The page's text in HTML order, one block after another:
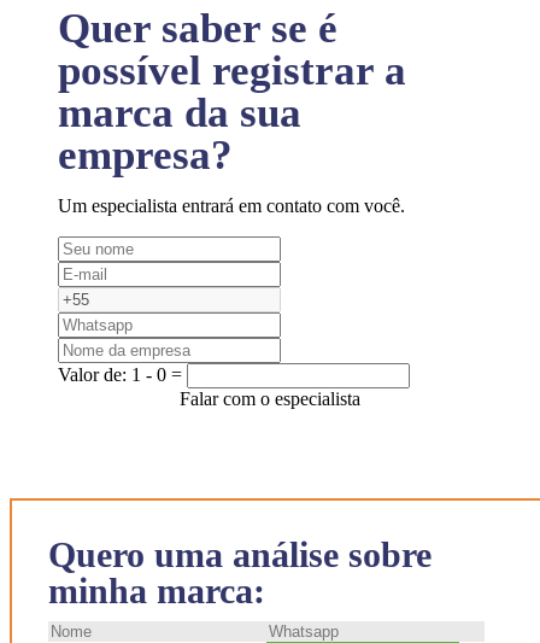
Quero uma análise sobre
minha marca:
Quer saber se é
possível registrar a
marca da sua
empresa?
Um especialista entrará em contato com você.
Valor de: 1 - 0 =
Falar com o especialista